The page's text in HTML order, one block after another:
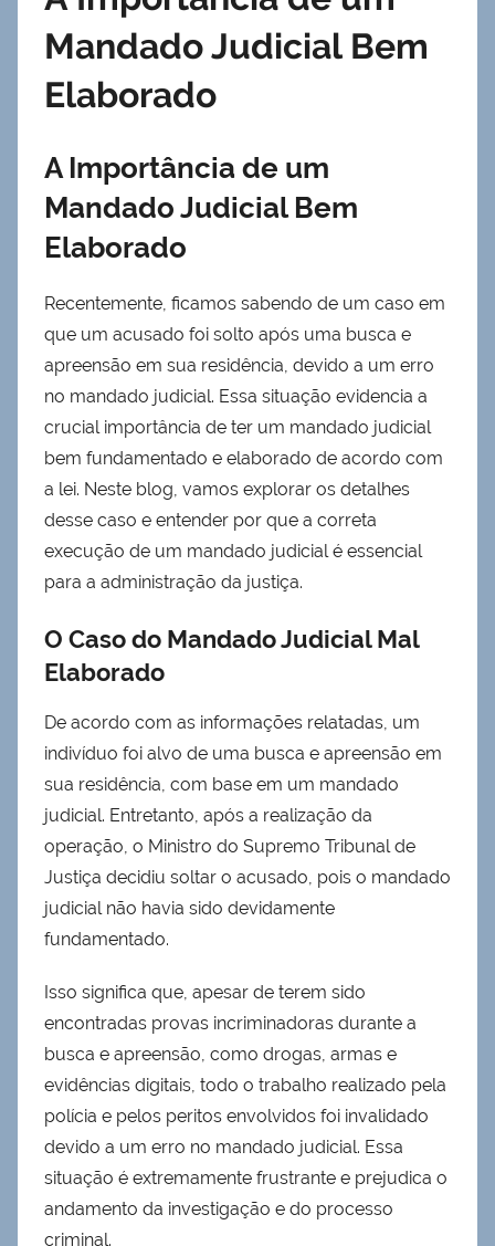
Mandado Judicial Bem
Elaborado
A Importância de um
Mandado Judicial Bem
Elaborado
Recentemente, ficamos sabendo de um caso em
que um acusado foi solto após uma busca e
apreensão em sua residência, devido a um erro
no mandado judicial. Essa situação evidencia a
crucial importância de ter um mandado judicial
bem fundamentado e elaborado de acordo com
a lei. Neste blog, vamos explorar os detalhes
desse caso e entender por que a correta
execução de um mandado judicial é essencial
para a administração da justiça.
O Caso do Mandado Judicial Mal
Elaborado
De acordo com as informações relatadas, um
indivíduo foi alvo de uma busca e apreensão em
sua residência, com base em um mandado
judicial. Entretanto, após a realização da
operação, o Ministro do Supremo Tribunal de
Justiça decidiu soltar o acusado, pois o mandado
judicial não havia sido devidamente
fundamentado.
Isso significa que, apesar de terem sido
encontradas provas incriminadoras durante a
busca e apreensão, como drogas, armas e
evidências digitais, todo o trabalho realizado pela
polícia e pelos peritos envolvidos foi invalidado
devido a um erro no mandado judicial. Essa
situação é extremamente frustrante e prejudica o
andamento da investigação e do processo
criminal.